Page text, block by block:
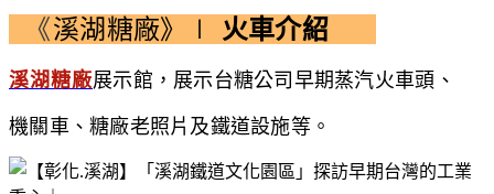
《溪湖糖廠》∣ 火車介紹
溪湖糖廠展示館，展示台糖公司早期蒸汽火車頭、
機關車、糖廠老照片及鐵道設施等。